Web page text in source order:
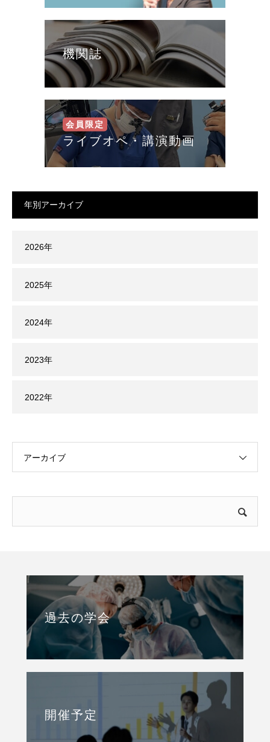
機関誌
ライブオペ・講演動画
年別アーカイブ
2026
2025
2024
2023
2022
アーカイブ
過去の学会
開催予定